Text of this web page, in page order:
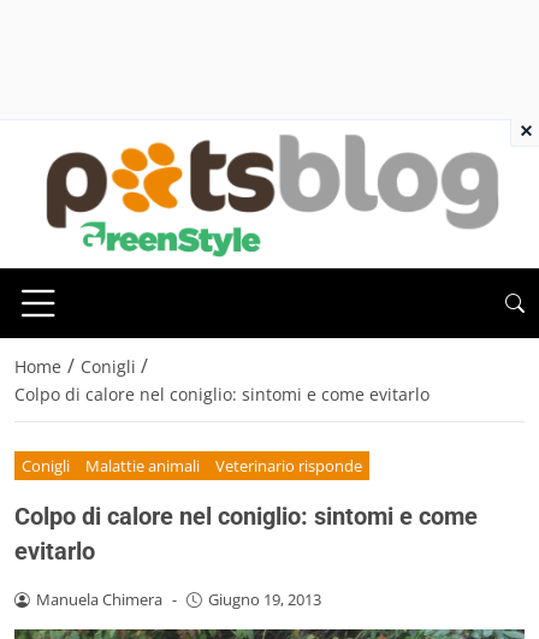
Home / Conigli /
Colpo di calore nel coniglio: sintomi e come evitarlo
Conigli Malattie animali Veterinario risponde
Colpo di calore nel coniglio: sintomi e come
evitarlo
Manuela Chimera - Giugno 19, 2013
×